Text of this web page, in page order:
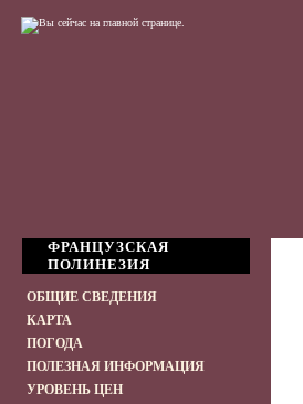
ФРАНЦУЗСКАЯ
ПОЛИНЕЗИЯ
ОБЩИЕ СВЕДЕНИЯ
КАРТА
ПОГОДА
ПОЛЕЗНАЯ ИНФОРМАЦИЯ
УРОВЕНЬ ЦЕН